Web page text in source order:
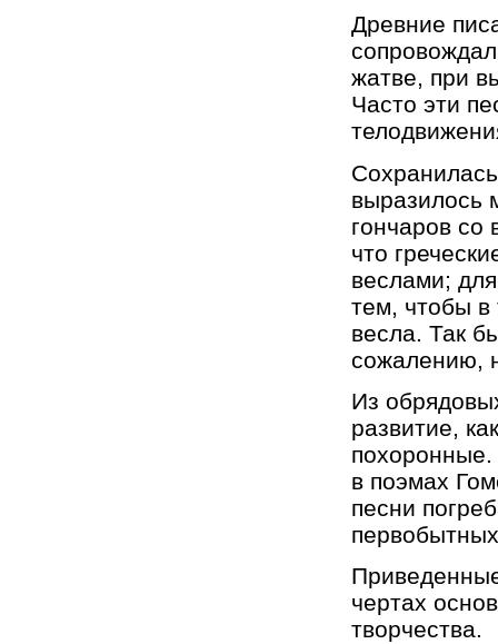
Древние
жатве, при
Часто эти
выразилось
гончаров со
что
веслами;
тем, чтобы в
весла. Так
сожалению,
Из
развитие,
в поэмах
песни
чертах
творчества.